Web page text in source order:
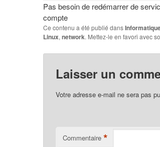
Pas besoin de redémarrer de
compte
Ce contenu a été publié dans
Linux, network. Mettez-le en favori avec
Laisser un
Votre adresse e-mail ne sera pas
Commentaire *